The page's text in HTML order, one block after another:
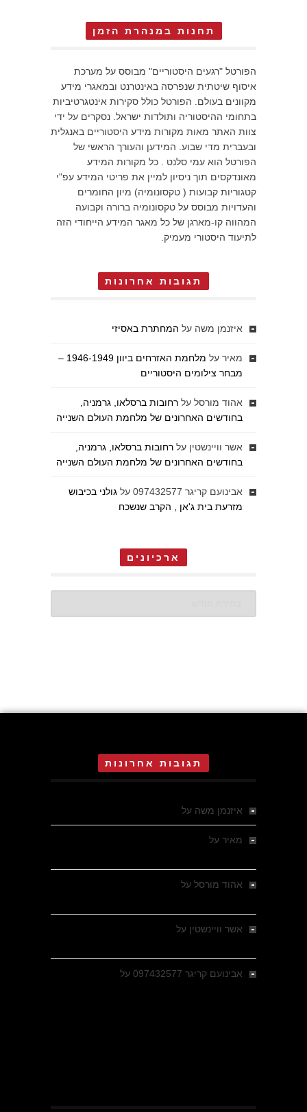
תחנות במנהרת הזמן
הפורטל "רגעים היסטוריים" מבוסס על מערכת
איסוף שיטתית שנפרסה באינטרנט ובמאגרי מידע
מקוונים בעולם. הפורטל כולל סקירות אינטגרטיביות
בתחומי ההיסטוריה ותולדות ישראל. נסקרים על ידי
צוות האתר מאות מקורות מידע היסטוריים באנגלית
ובעברית מדי שבוע. המידען והעורך הראשי של
הפורטל הוא עמי סלנט . כל מקורות המידע
מאונדקסים תוך ניסיון למיין את פריטי המידע עפ"י
קטגוריות קבועות ( טקסונומיה) מיון החומרים
והעדויות מבוסס על טקסונומיה ברורה וקבועה
המהווה קו-מארגן של כל מאגר המידע הייחודי הזה
לתיעוד היסטורי מעמיק.
תגובות אחרונות
איזנמן משה על המחתרת באסיזי
מאיר על
מלחמת האזרחים ביוון 1946-1949 –
מבחר צילומים היסטוריים
אהוד מורסל על רחובות ברסלאו, גרמניה,
בחודשים האחרונים של מלחמת העולם השנייה
אשר וויינשטין על רחובות ברסלאו, גרמניה,
בחודשים האחרונים של מלחמת העולם השנייה
אבינועם קריגר 097432577 על גולני בכיבוש
מזרעת בית ג'אן , הקרב שנשכח
ארכיונים
תגובות אחרונות
איזנמן משה על
מאיר על
אהוד מורסל על
אשר וויינשטין על
אבינועם קריגר 097432577 על